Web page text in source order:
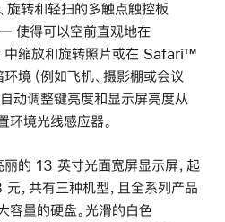
旋转和轻扫的多触点触控板
使得可以空前直观地在
缩放和旋转照片或在 Safari™
境（例如飞机、摄影棚或会议
动调整键亮度和显示屏亮度从
境光线感应器。
的 13 英寸光面宽屏显示屏，起
，共有三种机型，且全系列产品
容量的硬盘。光滑的白色